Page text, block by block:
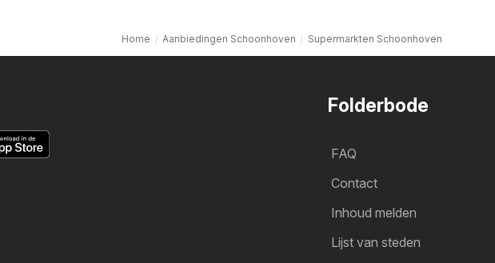
Home Aanbiedingen Schoonhoven Supermarkten Schoonhoven
Folderbode
FAQ
Contact
Inhoud melden
Lijst van steden